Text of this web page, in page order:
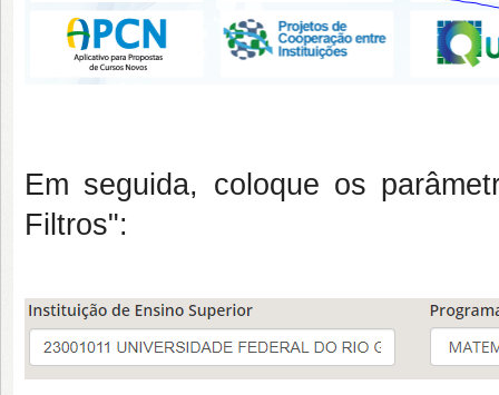
Em seguida, coloque os
Filtros":